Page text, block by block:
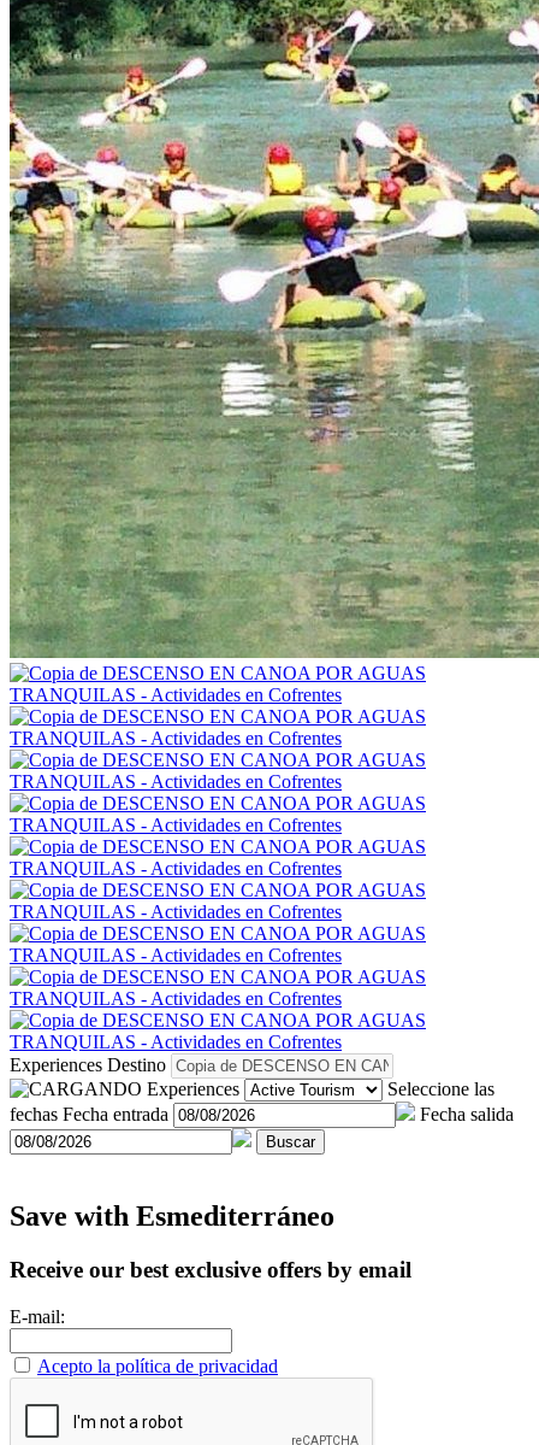
Experiences Destino
Experiences
Seleccione las
fechas Fecha entrada Fecha salida
Buscar
Save with Esmediterráneo
Receive our best exclusive offers by email
E-mail:
Acepto la política de privacidad